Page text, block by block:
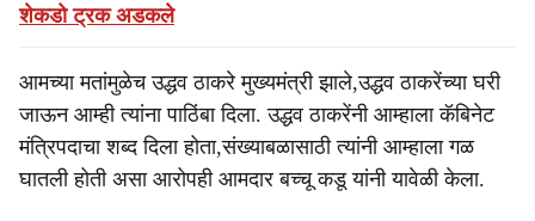
शेकडो ट्रक अडकले
आमच्या मतांमुळेच उद्धव ठाकरे मुख्यमंत्री झाले,उद्धव ठाकरेंच्या घरी
जाऊन आम्ही त्यांना पाठिंबा दिला. उद्धव ठाकरेंनी आम्हाला कॅबिनेट
मंत्रिपदाचा शब्द दिला होता,संख्याबळासाठी त्यांनी आम्हाला गळ
घातली होती असा आरोपही आमदार बच्चू कडू यांनी यावेळी केला.